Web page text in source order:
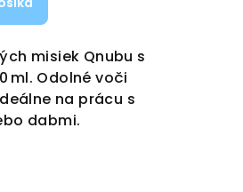
misiek Qnubu s
ml. Odolné voči
na prácu s
dabmi.